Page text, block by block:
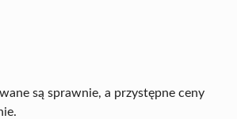
są sprawnie, a przystępne ceny